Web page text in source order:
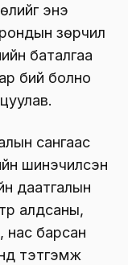
энэ
зөрчил
баталгаа
бий болно
сангаас
шинэчилсэн
даатгалын
алдсаны,
барсан
тэтгэмж